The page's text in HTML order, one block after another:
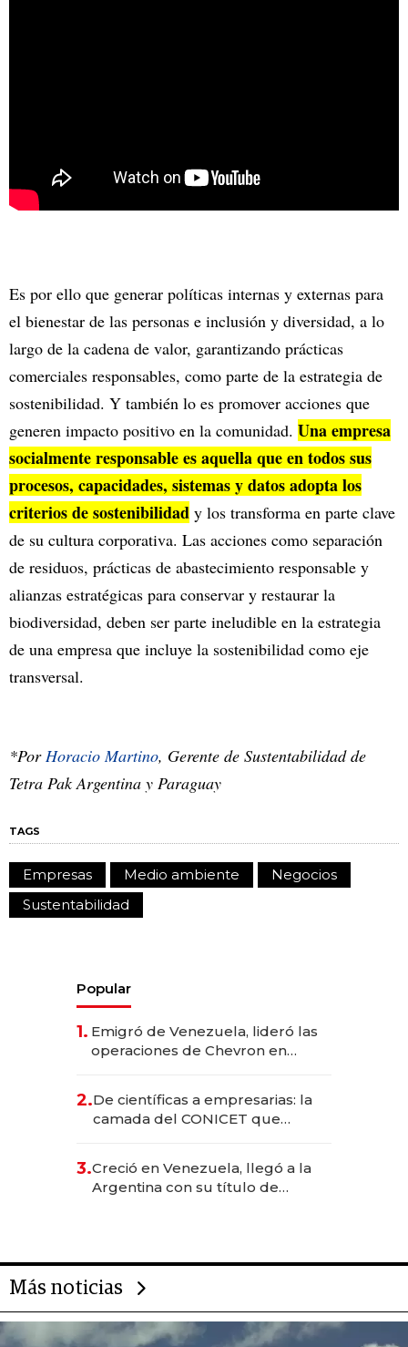
Es por ello que generar políticas internas y externas para
el bienestar de las personas e inclusión y diversidad, a lo
largo de la cadena de valor, garantizando prácticas
comerciales responsables, como parte de la estrategia de
sostenibilidad. Y también lo es promover acciones que
generen impacto positivo en la comunidad. Una empresa
socialmente responsable es aquella que en todos sus
procesos, capacidades, sistemas y datos adopta los
criterios de sostenibilidad y los transforma en parte clave
de su cultura corporativa. Las acciones como separación
de residuos, prácticas de abastecimiento responsable y
alianzas estratégicas para conservar y restaurar la
biodiversidad, deben ser parte ineludible en la estrategia
de una empresa que incluye la sostenibilidad como eje
transversal.
*PorHoracio Martino, Gerente de Sustentabilidad de
Tetra Pak Argentina y Paraguay
TAGS
Empresas Medio ambiente
Negocios
Sustentabilidad
Popular
1. Emigró de Venezuela, lideró las
operaciones de Chevron en
2.De científicas a empresarias: la
camada del CONICET que
3.Creció en Venezuela, llegó a la
Argentina con su título de
Más noticias